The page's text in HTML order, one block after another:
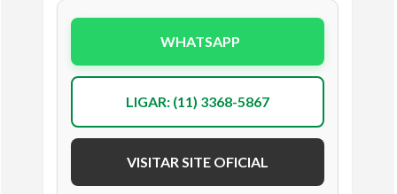
WHATSAPP
LIGAR: (11) 3368-5867
VISITAR SITE OFICIAL